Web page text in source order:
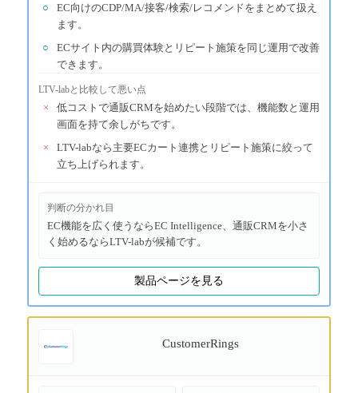
○
EC向けのCDP/MA/接客/検索/レコメンドをまとめて扱え
ます。
○
ECサイト内の購買体験とリピート施策を同じ運用で改善
できます。
LTV-labと比較して悪い点
×
低コストで通販CRMを始めたい段階では、機能数と運用
画面を持て余しがちです。
×
LTV-labなら主要ECカート連携とリピート施策に絞って
立ち上げられます。
判断の分かれ目
EC機能を広く使うならEC Intelligence、通販CRMを小さ
く始めるならLTV-labが候補です。
製品ページを見る
CustomerRings